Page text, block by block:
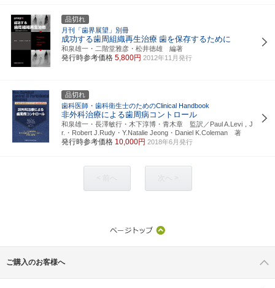
品切れ
月刊「歯界展望」別冊
成功する歯周組織再生治療 歯を保存するために
和泉雄一・二階堂雅彦・松井徳雄 編著
発行時参考価格 5,800円 2012年11月発行
品切れ
歯科医師・歯科衛生士のためのClinical Handbook
非外科治療による歯周病コントロール
和泉雄一・長澤敏行・木下淳博・青木章 監訳／Paul A.Levi，J
r.・Robert J.Rudy・Y.Natalie Jeong・Daniel K.Coleman 著
発行時参考価格 10,000円 2018年6月発行
ご購入のお客様へ